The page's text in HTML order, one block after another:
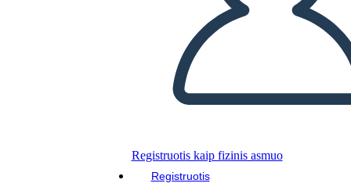
Registruotis kaip fizinis asmuo
Registruotis